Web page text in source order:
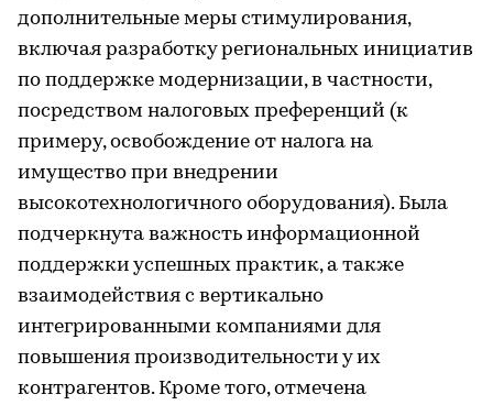
дополнительные меры стимулирования,
включая разработку региональных инициатив
по поддержке модернизации, в частности,
посредством налоговых преференций (к
примеру, освобождение от налога на
имущество при внедрении
высокотехнологичного оборудования). Была
подчеркнута важность информационной
поддержки успешных практик, а также
взаимодействия с вертикально
интегрированными компаниями для
повышения производительности у их
контрагентов. Кроме того, отмечена